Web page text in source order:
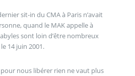
sit-in du CMA à Paris n’avait
quand le MAK appelle à
sont loin d’être nombreux
14 juin 2001.
nous libérer rien ne vaut plus